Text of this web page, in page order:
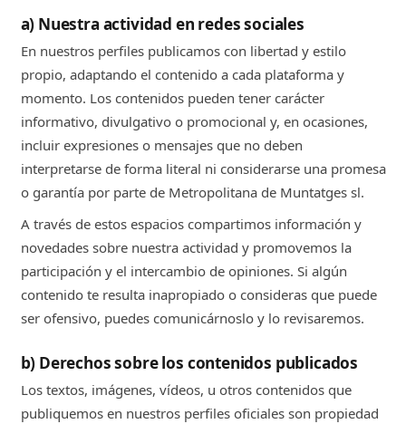
a) Nuestra actividad en redes sociales
En nuestros perfiles publicamos con libertad y estilo
propio, adaptando el contenido a cada plataforma y
momento. Los contenidos pueden tener carácter
informativo, divulgativo o promocional y, en ocasiones,
incluir expresiones o mensajes que no deben
interpretarse de forma literal ni considerarse una promesa
o garantía por parte de Metropolitana de Muntatges sl.
A través de estos espacios compartimos información y
novedades sobre nuestra actividad y promovemos la
participación y el intercambio de opiniones. Si algún
contenido te resulta inapropiado o consideras que puede
ser ofensivo, puedes comunicárnoslo y lo revisaremos.
b) Derechos sobre los contenidos publicados
Los textos, imágenes, vídeos, u otros contenidos que
publiquemos en nuestros perfiles oficiales son propiedad